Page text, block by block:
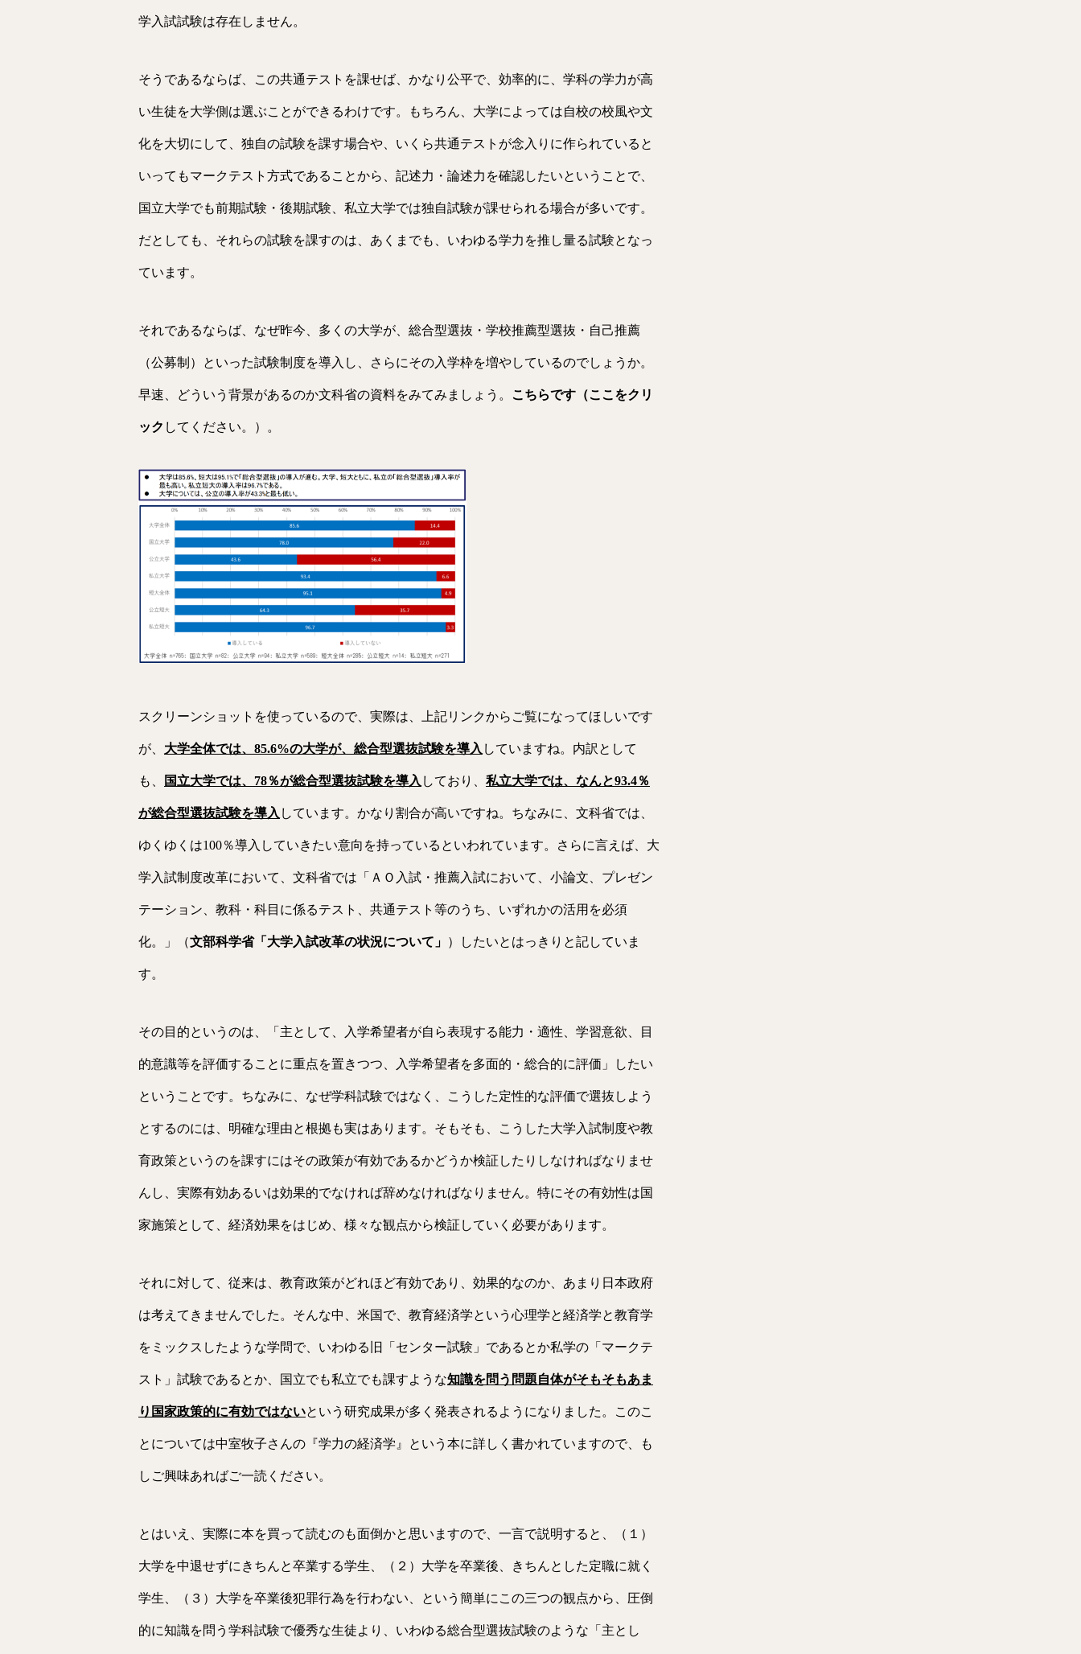
学入試試験は存在しません。
そうであるならば、この共通テストを課せば、かなり公平で、効率的に、学科の学力が高
い生徒を大学側は選ぶことができるわけです。もちろん、大学によっては自校の校風や文
化を大切にして、独自の試験を課す場合や、いくら共通テストが念入りに作られていると
いってもマークテスト方式であることから、記述力・論述力を確認したいということで、
国立大学でも前期試験・後期試験、私立大学では独自試験が課せられる場合が多いです。
だとしても、それらの試験を課すのは、あくまでも、いわゆる学力を推し量る試験となっ
ています。
それであるならば、なぜ昨今、多くの大学が、総合型選抜・学校推薦型選抜・自己推薦
（公募制）といった試験制度を導入し、さらにその入学枠を増やしているのでしょうか。
早速、どういう背景があるのか文科省の資料をみてみましょう。 こちらです（ここをクリ
ック してください。）。
スクリーンショットを使っているので、実際は、上記リンクからご覧になってほしいです
が、 大学全体では、85.6%の大学が、総合型選抜試験を導入 していますね。内訳として
も、 国立大学では、78％が総合型選抜試験を導入 しており、 私立大学では、なんと93.4％
が総合型選抜試験を導入 しています。かなり割合が高いですね。ちなみに、文科省では、
ゆくゆくは100％導入していきたい意向を持っているといわれています。さらに言えば、大
学入試制度改革において、文科省では「ＡＯ入試・推薦入試において、小論文、プレゼン
テーション、教科・科目に係るテスト、共通テスト等のうち、いずれかの活用を必須
化。」（文部科学省「大学入試改革の状況について」 ）したいとはっきりと記していま
す。
その目的というのは、「主として、入学希望者が自ら表現する能力・適性、学習意欲、目
的意識等を評価することに重点を置きつつ、入学希望者を多面的・総合的に評価」したい
ということです。ちなみに、なぜ学科試験ではなく、こうした定性的な評価で選抜しよう
とするのには、明確な理由と根拠も実はあります。そもそも、こうした大学入試制度や教
育政策というのを課すにはその政策が有効であるかどうか検証したりしなければなりませ
んし、実際有効あるいは効果的でなければ辞めなければなりません。特にその有効性は国
家施策として、経済効果をはじめ、様々な観点から検証していく必要があります。
それに対して、従来は、教育政策がどれほど有効であり、効果的なのか、あまり日本政府
は考えてきませんでした。そんな中、米国で、教育経済学という心理学と経済学と教育学
をミックスしたような学問で、いわゆる旧「センター試験」であるとか私学の「マークテ
スト」試験であるとか、国立でも私立でも課すような知識を問う問題自体がそもそもあま
り国家政策的に有効ではないという研究成果が多く発表されるようになりました。このこ
とについては中室牧子さんの『学力の経済学』という本に詳しく書かれていますので、も
しご興味あればご一読ください。
とはいえ、実際に本を買って読むのも面倒かと思いますので、一言で説明すると、（１）
大学を中退せずにきちんと卒業する学生、（２）大学を卒業後、きちんとした定職に就く
学生、（３）大学を卒業後犯罪行為を行わない、という簡単にこの三つの観点から、圧倒
的に知識を問う学科試験で優秀な生徒より、いわゆる総合型選抜試験のような「主とし